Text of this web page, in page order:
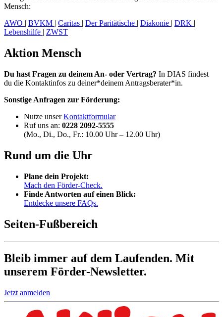
Mensch:
AWO | BVKM | Caritas | Der Paritätische | Diakonie | DRK |
Lebenshilfe | ZWST
Aktion Mensch
Du hast Fragen zu deinem An- oder Vertrag? In DIAS findest
du die Kontaktinfos zu deiner*deinem Antragsberater*in.
Sonstige Anfragen zur Förderung:
Nutze unserKontaktformular
Ruf uns an: 0228 2092-5555
(Mo., Di., Do., Fr.: 10.00 Uhr – 12.00 Uhr)
Rund um die Uhr
Plane dein Projekt:
Mach den Förder-Check.
Finde Antworten auf einen Blick:
Entdecke unsere FAQs.
Seiten-Fußbereich
Bleib immer auf dem Laufenden. Mit
unserem Förder-Newsletter.
Jetzt anmelden